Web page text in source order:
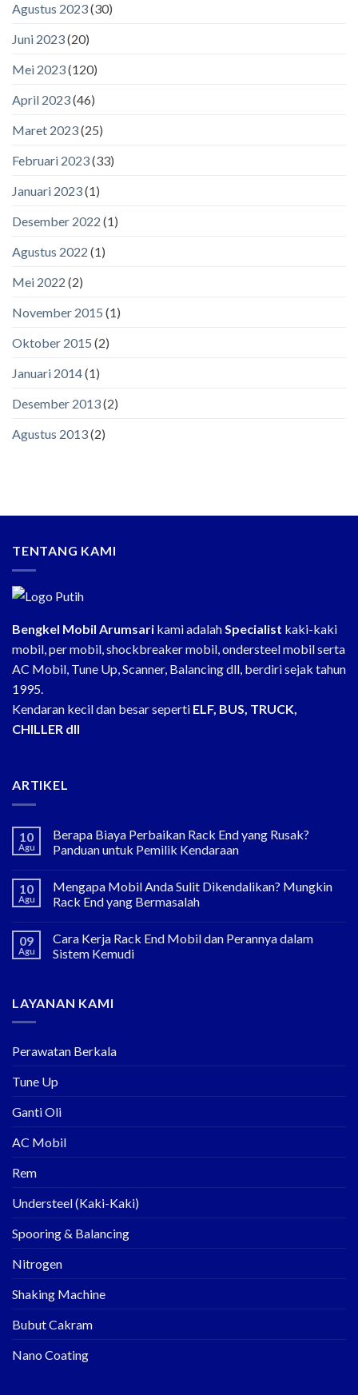
Agustus 2023(30)
Juni 2023(20)
Mei 2023(120)
April 2023(46)
Maret 2023(25)
Februari 2023(33)
Januari 2023(1)
Desember 2022 (1)
Agustus 2022 (1)
Mei 2022 (2)
November 2015 (1)
Oktober 2015 (2)
Januari 2014(1)
Desember 2013(2)
Agustus 2013(2)
TENTANG KAMI
Bengkel Mobil Arumsari kami adalahSpecialist kaki-kaki
mobil, per mobil, shockbreaker mobil, ondersteel mobil serta
AC Mobil, Tune Up, Scanner, Balancing dll, berdiri sejak tahun
1995.
Kendaran kecil dan besar seperti ELF, BUS, TRUCK,
CHILLER dll
ARTIKEL
10
Agu
Berapa Biaya Perbaikan Rack End yang Rusak?
Panduan untuk Pemilik Kendaraan
10
Agu
Mengapa Mobil Anda Sulit Dikendalikan? Mungkin
Rack End yang Bermasalah
09
Agu
Cara Kerja Rack End Mobil dan Perannya dalam
Sistem Kemudi
LAYANAN KAMI
Perawatan Berkala
Tune Up
Ganti Oli
AC Mobil
Rem
Understeel (Kaki-Kaki)
Spooring & Balancing
Nitrogen
Shaking Machine
Bubut Cakram
Nano Coating